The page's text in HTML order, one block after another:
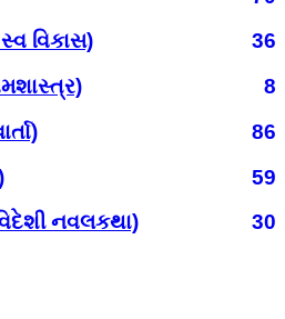
વિકાસ)
36
8
86
59
નવલકથા)
30